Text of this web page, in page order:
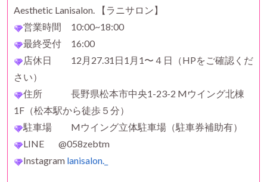
Aesthetic Lanisalon. 【ラニサロン】
営業時間 10:00~18:00
最終受付 16:00
店休日 12月27.31日1月1〜４日（HPをご確認くだ
さい）
住所 長野県松本市中央1-23-2 Mウイング北棟
1F（松本駅から徒歩５分）
駐車場 Mウイング立体駐車場（駐車券補助有）
LINE @058zebtm
Instagram lanisalon._